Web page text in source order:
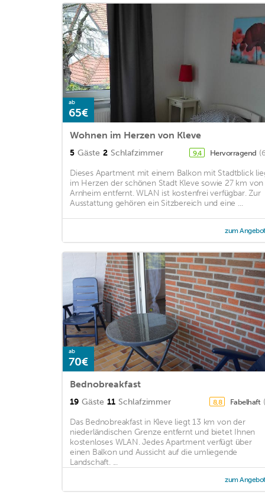
ab
65€
Wohnen im Herzen von Kleve
5 Gäste 2 Schlafzimmer 9,4 Hervorragend
Dieses Apartment mit einem Balkon mit Stadtblick
im Herzen der schönen Stadt Kleve sowie 27 km von
Arnheim entfernt. WLAN ist kostenfrei verfügbar. Zur
Ausstattung gehören ein Sitzbereich und eine ...
zum Angebot
ab
70€
Bednobreakfast
19 Gäste 11 Schlafzimmer 8,8 Fabelhaft
Das Bednobreakfast in Kleve liegt 13 km von der
niederländischen Grenze entfernt und bietet Ihnen
kostenloses WLAN. Jedes Apartment verfügt über
einen Balkon und Aussicht auf die umliegende
Landschaft. ...
zum Angebot